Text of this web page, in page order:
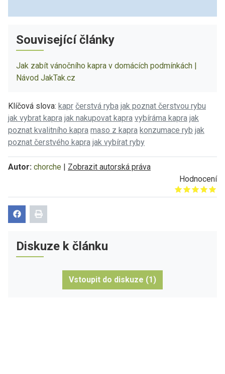
Související články
Jak zabít vánočního kapra v domácích podmínkách |
Návod JakTak.cz
Klíčová slova: kapr čerstvá ryba jak poznat čerstvou rybu
jak vybrat kapra jak nakupovat kapra vybíráma kapra jak
poznat kvalitního kapra maso z kapra konzumace ryb jak
poznat čerstvého kapra jak vybírat ryby
Autor: chorche | Zobrazit autorská práva
Hodnocení
Give it 1/5
Give it 2/5
Give it 3/5
Give it 4/5
Give it 5/5
Diskuze k článku
Vstoupit do diskuze (1)